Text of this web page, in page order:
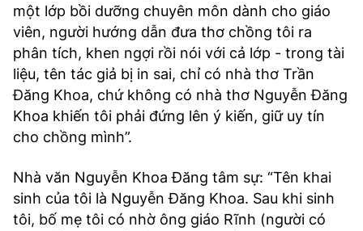
một lớp bồi dưỡng chuyên môn dành cho giáo
viên, người hướng dẫn đưa thơ chồng tôi ra
phân tích, khen ngợi rồi nói với cả lớp - trong tài
liệu, tên tác giả bị in sai, chỉ có nhà thơ Trần
Đăng Khoa, chứ không có nhà thơ Nguyễn Đăng
Khoa khiến tôi phải đứng lên ý kiến, giữ uy tín
cho chồng mình”.
Nhà văn Nguyễn Khoa Đăng tâm sự: “Tên khai
sinh của tôi là Nguyễn Đăng Khoa. Sau khi sinh
tôi, bố mẹ tôi có nhờ ông giáo Rĩnh (người có